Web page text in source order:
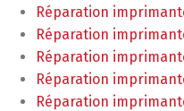
Réparation
Réparation
Réparation
Réparation
Réparation